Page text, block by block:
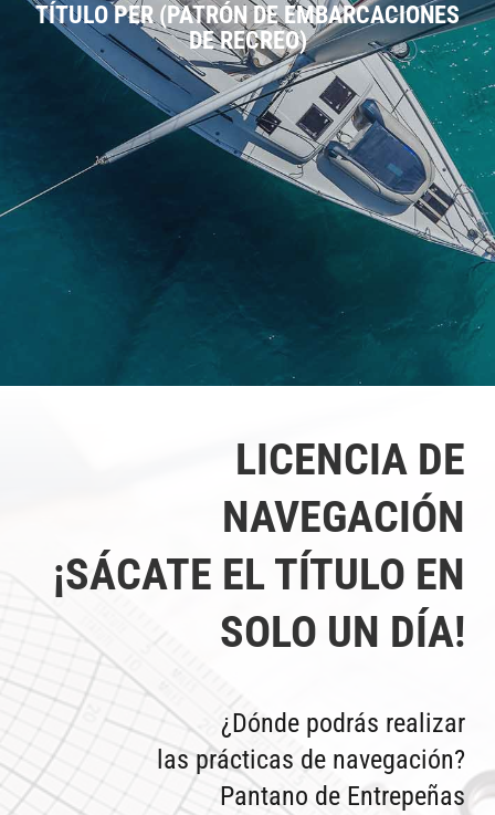
TÍTULO PER (PATRÓN DE EMBARCACIONES
DE RECREO)
LICENCIA DE
NAVEGACIÓN
¡SÁCATE EL TÍTULO EN
SOLO UN DÍA!
¿Dónde podrás realizar
las prácticas de navegación?
Pantano de Entrepeñas